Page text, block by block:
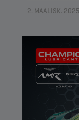
toimivampia ja
ja 14
Muovijätteen
vuotamaton
tekevät siitä
korjaamoille,
kestävällä
2. MAALISK. 2025